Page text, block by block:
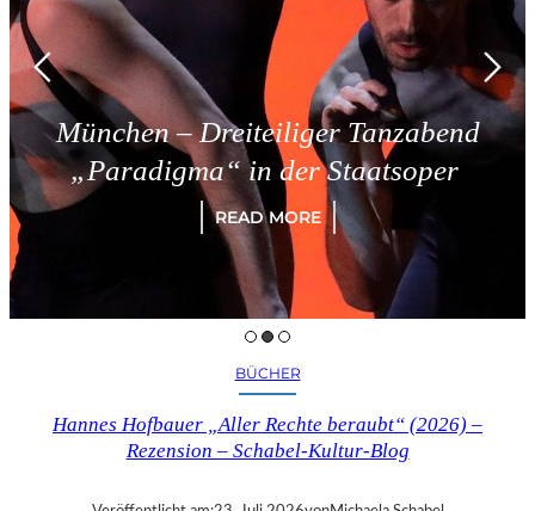
München – Dreiteiliger Tanzabend
„Paradigma“ in der Staatsoper
READ MORE
BÜCHER
Hannes Hofbauer „Aller Rechte beraubt“ (2026) –
Rezension – Schabel-Kultur-Blog